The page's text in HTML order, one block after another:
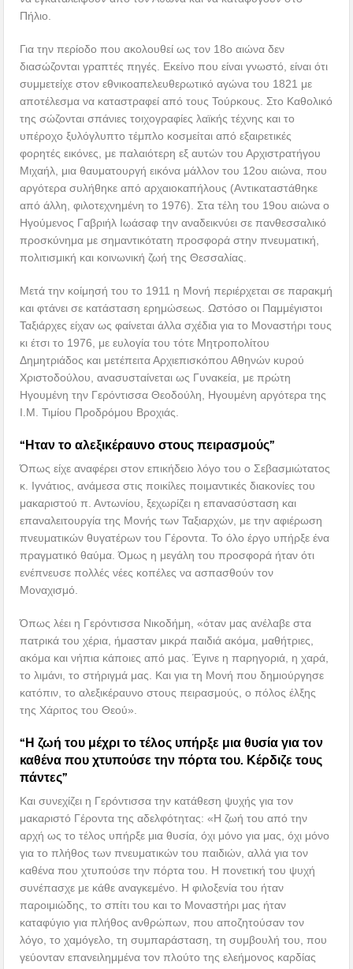
Πήλιο.
Για την περίοδο που ακολουθεί ως τον 18ο αιώνα δεν
διασώζονται γραπτές πηγές. Εκείνο που είναι γνωστό, είναι ότι
συμμετείχε στον εθνικοαπελευθερωτικό αγώνα του 1821 με
αποτέλεσμα να καταστραφεί από τους Τούρκους. Στο Καθολικό
της σώζονται σπάνιες τοιχογραφίες λαϊκής τέχνης και το
υπέροχο ξυλόγλυπτο τέμπλο κοσμείται από εξαιρετικές
φορητές εικόνες, με παλαιότερη εξ αυτών του Αρχιστρατήγου
Μιχαήλ, μια θαυματουργή εικόνα μάλλον του 12ου αιώνα, που
αργότερα συλήθηκε από αρχαιοκαπήλους (Αντικαταστάθηκε
από άλλη, φιλοτεχνημένη το 1976). Στα τέλη του 19ου αιώνα ο
Ηγούμενος Γαβριήλ Ιωάσαφ την αναδεικνύει σε πανθεσσαλικό
προσκύνημα με σημαντικότατη προσφορά στην πνευματική,
πολιτισμική και κοινωνική ζωή της Θεσσαλίας.
Μετά την κοίμησή του το 1911 η Μονή περιέρχεται σε παρακμή
και φτάνει σε κατάσταση ερημώσεως. Ωστόσο οι Παμμέγιστοι
Ταξιάρχες είχαν ως φαίνεται άλλα σχέδια για το Μοναστήρι τους
κι έτσι το 1976, με ευλογία του τότε Μητροπολίτου
Δημητριάδος και μετέπειτα Αρχιεπισκόπου Αθηνών κυρού
Χριστοδούλου, ανασυσταίνεται ως Γυνακεία, με πρώτη
Ηγουμένη την Γερόντισσα Θεοδούλη, Ηγουμένη αργότερα της
Ι.Μ. Τιμίου Προδρόμου Βροχιάς.
“Ηταν το αλεξικέραυνο στους πειρασμούς”
Όπως είχε αναφέρει στον επικήδειο λόγο του ο Σεβασμιώτατος
κ. Ιγνάτιος, ανάμεσα στις ποικίλες ποιμαντικές διακονίες του
μακαριστού π. Αντωνίου, ξεχωρίζει η επανασύσταση και
επαναλειτουργία της Μονής των Ταξιαρχών, με την αφιέρωση
πνευματικών θυγατέρων του Γέροντα. Το όλο έργο υπήρξε ένα
πραγματικό θαύμα. Όμως η μεγάλη του προσφορά ήταν ότι
ενέπνευσε πολλές νέες κοπέλες να ασπασθούν τον
Μοναχισμό.
Όπως λέει η Γερόντισσα Νικοδήμη, «όταν μας ανέλαβε στα
πατρικά του χέρια, ήμασταν μικρά παιδιά ακόμα, μαθήτριες,
ακόμα και νήπια κάποιες από μας. Έγινε η παρηγοριά, η χαρά,
το λιμάνι, το στήριγμά μας. Και για τη Μονή που δημιούργησε
κατόπιν, το αλεξικέραυνο στους πειρασμούς, ο πόλος έλξης
της Χάριτος του Θεού».
“Η ζωή του μέχρι το τέλος υπήρξε μια θυσία για τον
καθένα που χτυπούσε την πόρτα του. Κέρδιζε τους
πάντες”
Και συνεχίζει η Γερόντισσα την κατάθεση ψυχής για τον
μακαριστό Γέροντα της αδελφότητας: «Η ζωή του από την
αρχή ως το τέλος υπήρξε μια θυσία, όχι μόνο για μας, όχι μόνο
για το πλήθος των πνευματικών του παιδιών, αλλά για τον
καθένα που χτυπούσε την πόρτα του. Η πονετική του ψυχή
συνέπασχε με κάθε αναγκεμένο. Η φιλοξενία του ήταν
παροιμιώδης, το σπίτι του και το Μοναστήρι μας ήταν
καταφύγιο για πλήθος ανθρώπων, που αποζητούσαν τον
λόγο, το χαμόγελο, τη συμπαράσταση, τη συμβουλή του, που
γεύονταν επανειλημμένα τον πλούτο της ελεήμονος καρδίας